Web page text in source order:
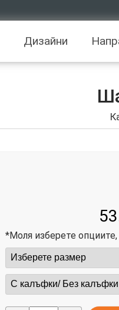
Дизайни
*Моля изберете